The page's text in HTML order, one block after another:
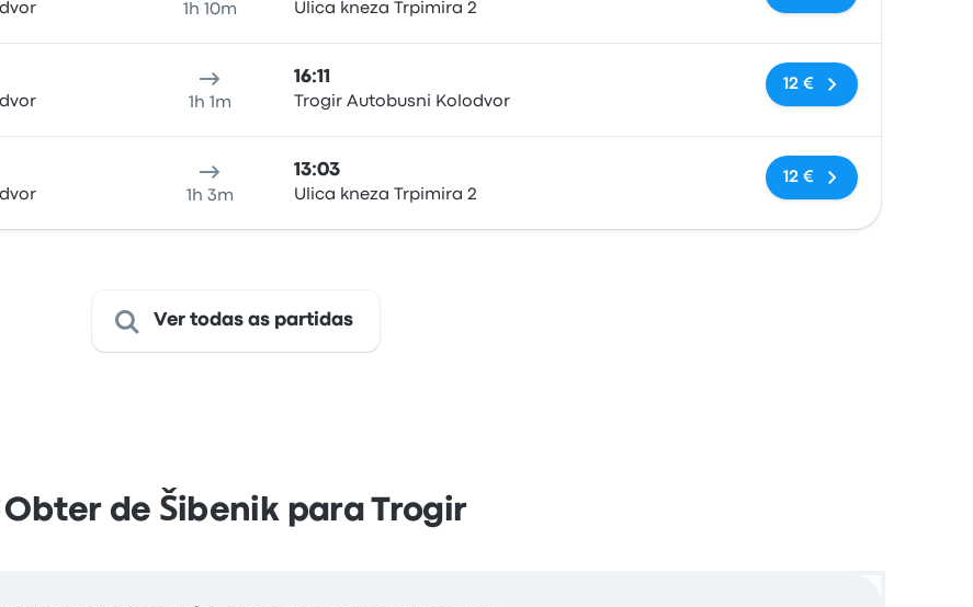
1h 10m Ulica kneza Trpimira 2
1h 1m
16:11
Trogir Autobusni Kolodvor
Sem etiquetas
12 €
1h 3m
13:03
Ulica kneza Trpimira 2
Sem etiquetas
12 €
Ver todas as partidas
Obter de Šibenik para Trogir